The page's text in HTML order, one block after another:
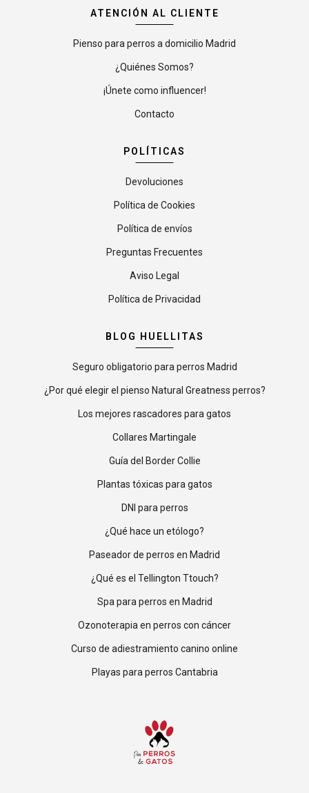
ATENCIÓN AL CLIENTE
Pienso para perros a domicilio Madrid
¿Quiénes Somos?
¡Únete como influencer!
Contacto
POLÍTICAS
Devoluciones
Política de Cookies
Política de envíos
Preguntas Frecuentes
Aviso Legal
Política de Privacidad
BLOG HUELLITAS
Seguro obligatorio para perros Madrid
¿Por qué elegir el pienso Natural Greatness perros?
Los mejores rascadores para gatos
Collares Martingale
Guía del Border Collie
Plantas tóxicas para gatos
DNI para perros
¿Qué hace un etólogo?
Paseador de perros en Madrid
¿Qué es el Tellington Ttouch?
Spa para perros en Madrid
Ozonoterapia en perros con cáncer
Curso de adiestramiento canino online
Playas para perros Cantabria